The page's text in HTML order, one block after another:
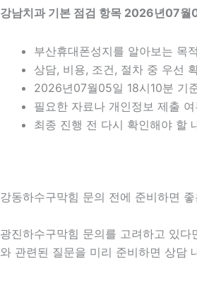
강남치과 기본 점검 항목 2026년07월
부산휴대폰성지를 알아보는 목
상담, 비용, 조건, 절차 중 우선
2026년07월05일 18시10분 기
필요한 자료나 개인정보 제출 여
최종 진행 전 다시 확인해야 할
강동하수구막힘 문의 전에 준비하면
광진하수구막힘 문의를 고려하고 있
와 관련된 질문을 미리 준비하면 상담